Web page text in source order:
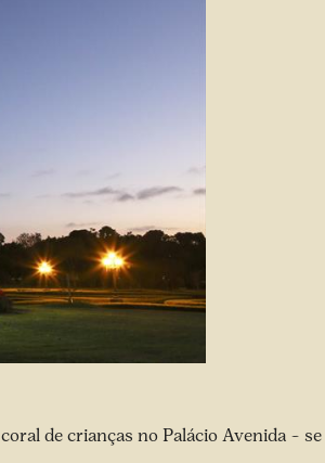
de crianças no Palácio Avenida – se